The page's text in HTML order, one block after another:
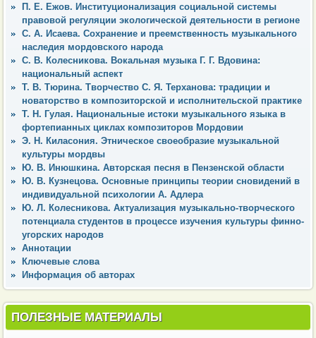
П. Е. Ежов. Институционализация социальной системы
правовой регуляции экологической деятельности в регионе
С. А. Исаева. Сохранение и преемственность музыкального
наследия мордовского народа
С. В. Колесникова. Вокальная музыка Г. Г. Вдовина:
национальный аспект
Т. В. Тюрина. Творчество С. Я. Терханова: традиции и
новаторство в композиторской и исполнительской практике
Т. Н. Гулая. Национальные истоки музыкального языка в
фортепианных циклах композиторов Мордовии
Э. Н. Киласония. Этническое своеобразие музыкальной
культуры мордвы
Ю. В. Инюшкина. Авторская песня в Пензенской области
Ю. В. Кузнецова. Основные принципы теории сновидений в
индивидуальной психологии А. Адлера
Ю. Л. Колесникова. Актуализация музыкально-творческого
потенциала студентов в процессе изучения культуры финно-
угорских народов
Аннотации
Ключевые слова
Информация об авторах
ПОЛЕЗНЫЕ МАТЕРИАЛЫ